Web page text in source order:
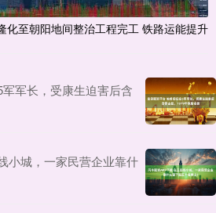
化至朝阳地间整治工程完工 铁路运能提升
军长，受康生迫害后含
小城，一家民营企业靠什